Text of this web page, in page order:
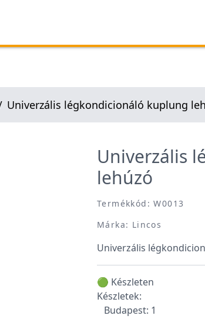
Univerzális légkondicionáló kuplung
Univerzális
lehúzó
Termékkód: W0013
Márka: Lincos
Univerzális
🟢 Készleten
Készletek:
Budapest: 1